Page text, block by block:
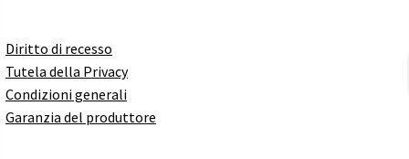
Diritto di recesso
Tutela della Privacy
Condizioni generali
Garanzia del produttore